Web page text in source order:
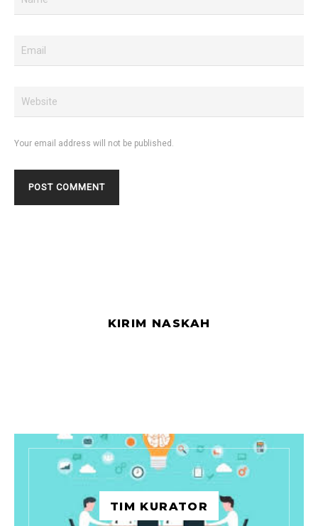
Your email address will not be published.
KIRIM NASKAH
TIM KURATOR